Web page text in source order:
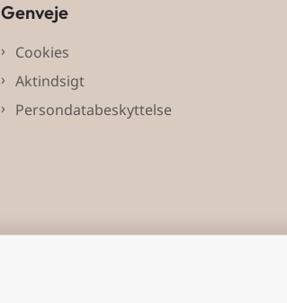
Genveje
Cookies
Aktindsigt
Persondatabeskyttelse